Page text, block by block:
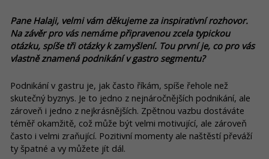
Pane Halaji, velmi vám děkujeme za inspirativní rozhovor.
Na závěr pro vás nemáme připravenou zcela typickou
otázku, spíše tři otázky k zamyšlení. Tou první je, co pro vás
vlastně znamená podnikání v gastro segmentu?
Podnikání v gastru je, jak často říkám, spíše řehole než
skutečný byznys. Je to jedno z nejnáročnějších podnikání, ale
zároveň i jedno z nejkrásnějších. Zpětnou vazbu dostáváte
téměř okamžitě, což může být velmi motivující, ale zároveň
často i velmi zraňující. Pozitivní momenty ale naštěstí převáží
ty špatné a vy můžete jít dál.